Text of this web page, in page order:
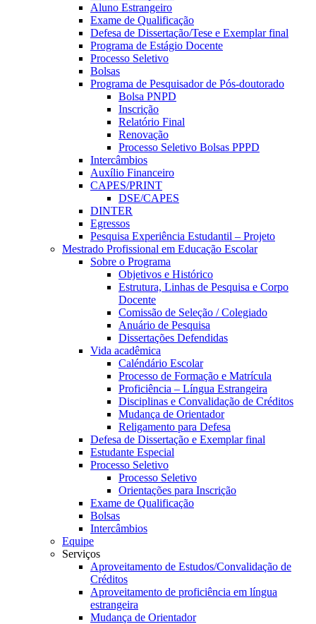
Aluno Estrangeiro
Exame de Qualificação
Defesa de Dissertação/Tese e Exemplar final
Programa de Estágio Docente
Processo Seletivo
Bolsas
Programa de Pesquisador de Pós-doutorado
Bolsa PNPD
Inscrição
Relatório Final
Renovação
Processo Seletivo Bolsas PPPD
Intercâmbios
Auxílio Financeiro
CAPES/PRINT
DSE/CAPES
DINTER
Egressos
Pesquisa Experiência Estudantil – Projeto
Mestrado Profissional em Educação Escolar
Sobre o Programa
Objetivos e Histórico
Estrutura, Linhas de Pesquisa e Corpo
Docente
Comissão de Seleção / Colegiado
Anuário de Pesquisa
Dissertações Defendidas
Vida acadêmica
Caléndário Escolar
Processo de Formação e Matrícula
Proficiência – Língua Estrangeira
Disciplinas e Convalidação de Créditos
Mudança de Orientador
Religamento para Defesa
Defesa de Dissertação e Exemplar final
Estudante Especial
Processo Seletivo
Processo Seletivo
Orientações para Inscrição
Exame de Qualificação
Bolsas
Intercâmbios
Equipe
Serviços
Aproveitamento de Estudos/Convalidação de
Créditos
Aproveitamento de proficiência em língua
estrangeira
Mudança de Orientador